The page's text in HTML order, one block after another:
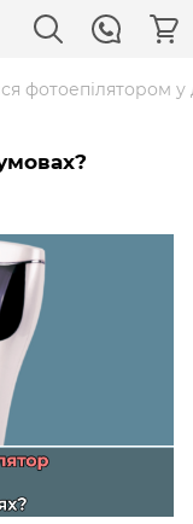
фотоепілятором